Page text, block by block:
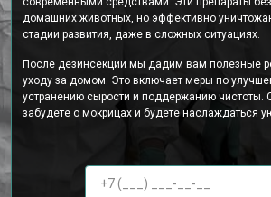
домашних животных, но эффективно
стадии развития, даже в сложных ситуациях.
После дезинсекции мы дадим вам полезные
уходу за домом. Это включает меры по
устранению сырости и поддержанию
забудете о мокрицах и будете наслаждаться